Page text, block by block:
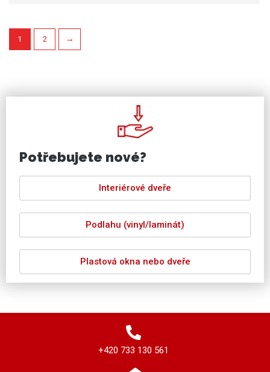
1 2 →
Potřebujete nové?
Interiérové dveře
Podlahu (vinyl/laminát)
Plastová okna nebo dveře
+420 733 130 561